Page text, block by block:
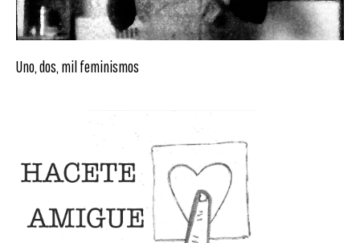
Uno, dos, mil feminismos